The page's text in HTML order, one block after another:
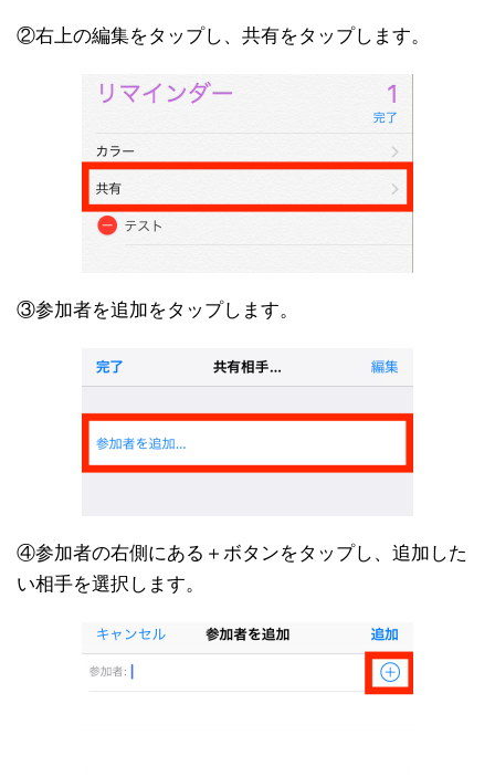
②右上の編集をタップし、共有をタップします。
③参加者を追加をタップします。
④参加者の右側にある＋ボタンをタップし、追加した
い相手を選択します。